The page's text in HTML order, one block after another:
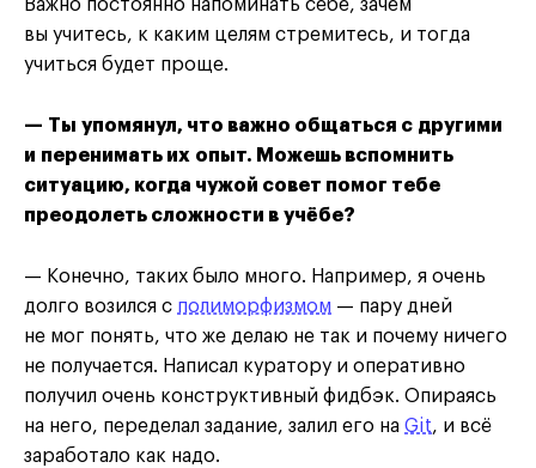
Важно постоянно напоминать себе, зачем
вы учитесь, к каким целям стремитесь, и тогда
учиться будет проще.
— Ты упомянул, что важно общаться с другими
и перенимать их опыт. Можешь вспомнить
ситуацию, когда чужой совет помог тебе
преодолеть сложности в учёбе?
— Конечно, таких было много. Например, я очень
долго возился с полиморфизмом — пару дней
не мог понять, что же делаю не так и почему ничего
не получается. Написал куратору и оперативно
получил очень конструктивный фидбэк. Опираясь
на него, переделал задание, залил его на Git, и всё
заработало как надо.